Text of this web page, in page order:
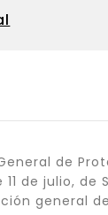
de
de julio,
general